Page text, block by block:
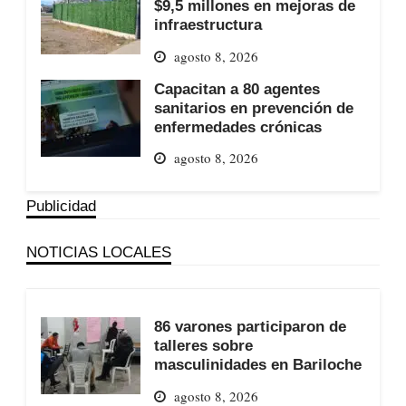
$9,5 millones en mejoras de
infraestructura
agosto 8, 2026
Capacitan a 80 agentes
sanitarios en prevención de
enfermedades crónicas
agosto 8, 2026
Publicidad
NOTICIAS LOCALES
86 varones participaron de
talleres sobre
masculinidades en Bariloche
agosto 8, 2026